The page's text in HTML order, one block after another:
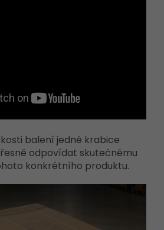
balení jedné krabice
odpovídat skutečnému
konkrétního produktu.